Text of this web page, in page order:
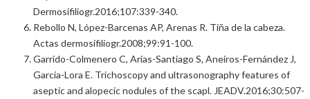
Dermosifiliogr.2016;107:339-340.
Rebollo N, López-Barcenas AP, Arenas R. Tiña de la cabeza.
Actas dermosifiliogr.2008;99:91-100.
Garrido-Colmenero C, Arias-Santiago S, Aneiros-Fernández J,
García-Lora E. Trichoscopy and ultrasonography features of
aseptic and alopecic nodules of the scapl. JEADV.2016;30:507-